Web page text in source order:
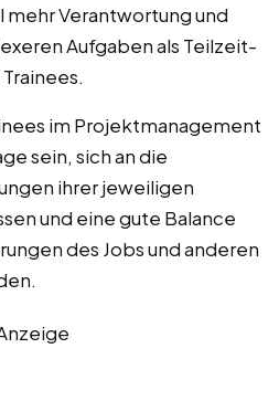
mehr Verantwortung und
Aufgaben als Teilzeit-
im Projektmanagement
sein, sich an die
ihrer jeweiligen
und eine gute Balance
des Jobs und anderen